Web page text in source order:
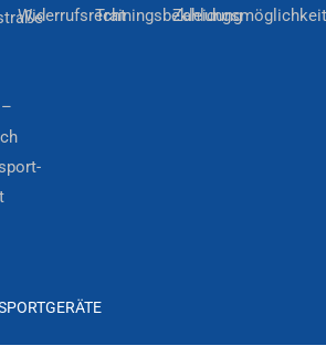
WiderrufsrechtTrainingsbekleidung